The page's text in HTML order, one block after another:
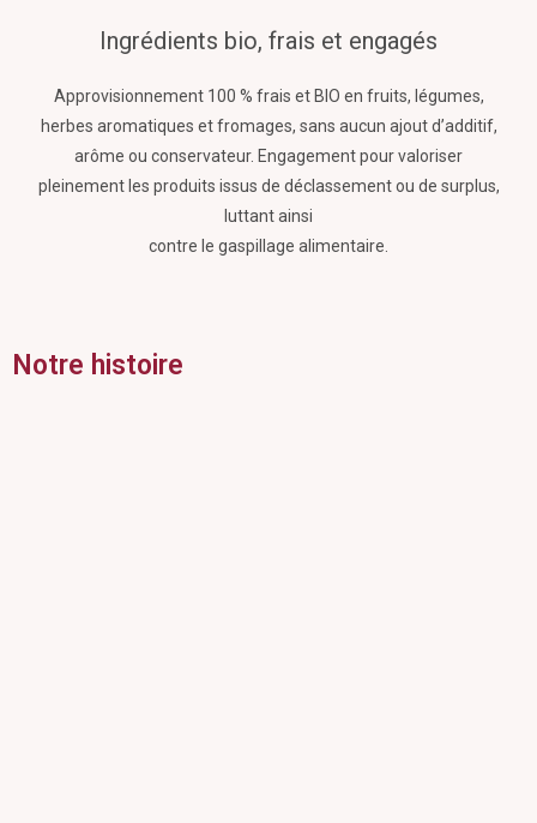
Ingrédients bio, frais et engagés
Approvisionnement 100 % frais et BIO en fruits, légumes,
herbes aromatiques et fromages, sans aucun ajout d’additif,
arôme ou conservateur. Engagement pour valoriser
pleinement les produits issus de déclassement ou de surplus,
luttant ainsi
contre le gaspillage alimentaire.
Notre histoire